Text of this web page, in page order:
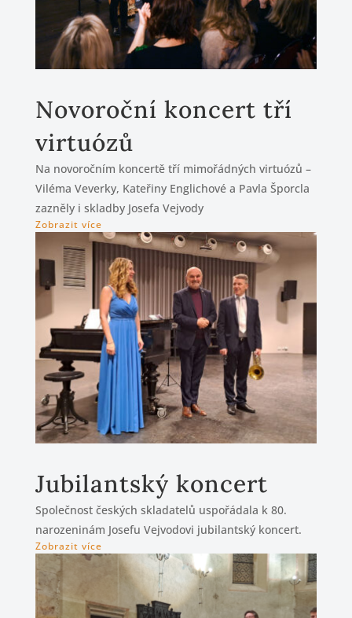
Novoroční koncert tří
virtuózů
Na novoročním koncertě tří mimořádných virtuózů –
Viléma Veverky, Kateřiny Englichové a Pavla Šporcla
zazněly i skladby Josefa Vejvody
Zobrazit více
Jubilantský koncert
Společnost českých skladatelů uspořádala k 80.
narozeninám Josefu Vejvodovi jubilantský koncert.
Zobrazit více